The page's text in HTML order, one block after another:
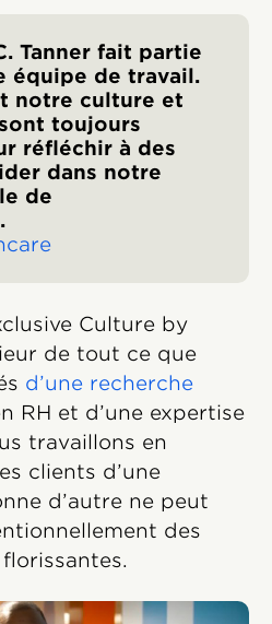
Tanner fait partie
équipe de travail.
notre culture et
toujours
réfléchir à des
dans notre
de
Culture by
de tout ce que
d’une recherche
RH et d’une expertise
travaillons en
clients d’une
d’autre ne peut
des